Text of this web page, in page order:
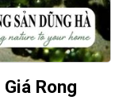
Rong